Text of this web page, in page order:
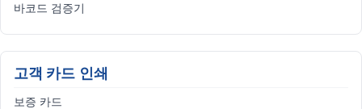
바코드 검증기
고객 카드 인쇄
보증 카드